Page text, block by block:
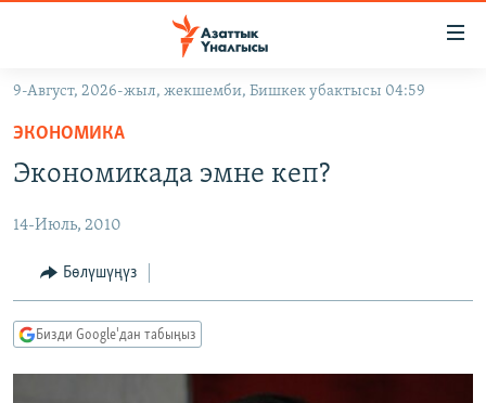
Навигацияга
өтүңүз
Издөөгө
салыңыз
САЯСАТ
ЭКОНОМИКА
ДҮЙНӨ
БОРБОР АЗИЯ
УКРАИНА
АТАЙЫН ИЛИКТӨӨ
БҮГҮН АЗАТТЫКТА
ПОДКАСТ
9-Август, 2026-жыл, жекшемби, Бишкек убактысы 04:59
ЭКОНОМИКА
Экономикада эмне кеп?
14-Июль, 2010
Бөлүшүңүз
Бизди Google'дан табыңыз